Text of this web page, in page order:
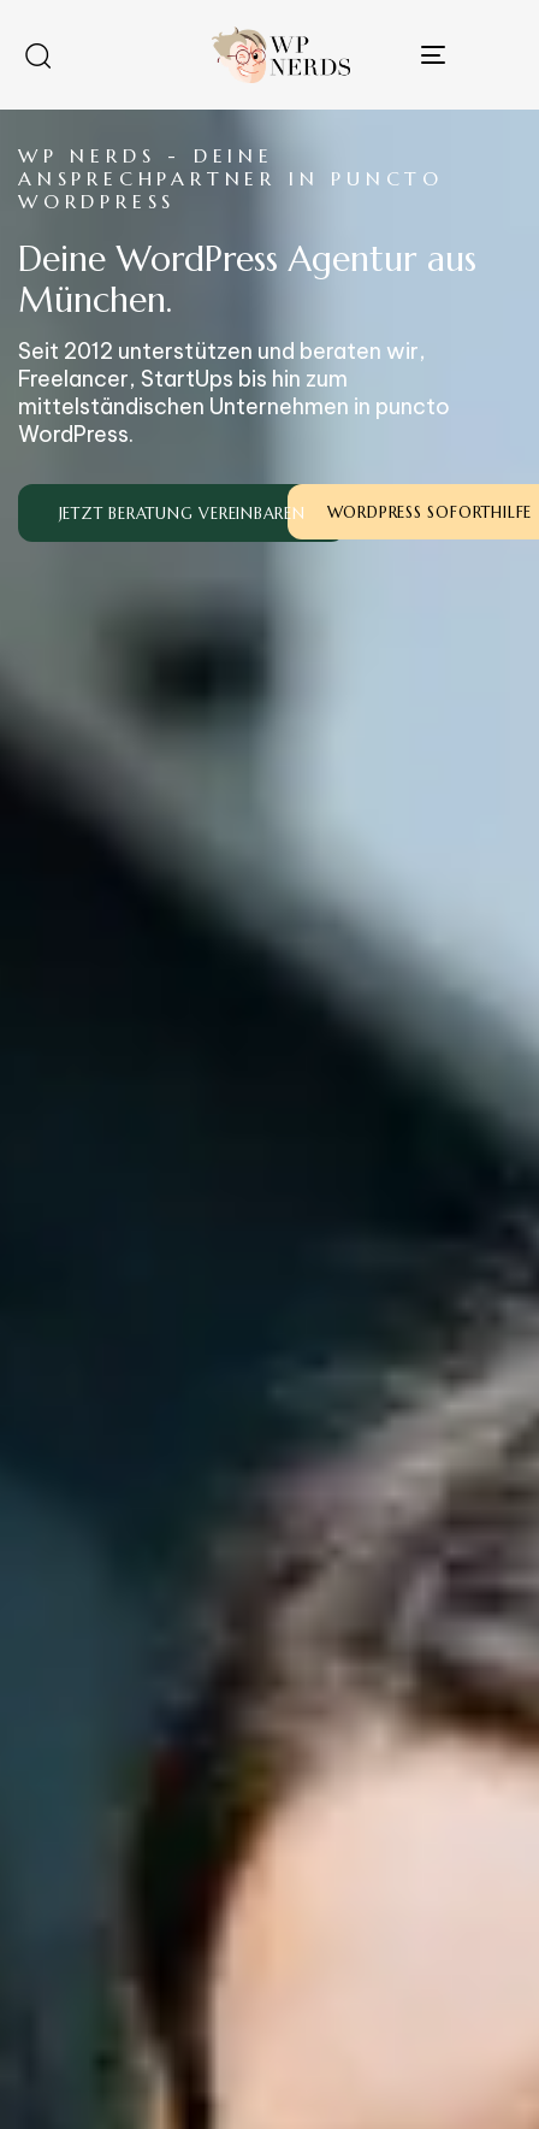
Toggle
WP NERDS - DEINE
ANSPRECHPARTNER IN PUNCTO
WORDPRESS
Deine WordPress Agentur aus
München.
Seit 2012 unterstützen und beraten wir,
Freelancer, StartUps bis hin zum
mittelständischen Unternehmen in puncto
WordPress.
JETZT BERATUNG VEREINBAREN WORDPRESS SOFORTHILFE